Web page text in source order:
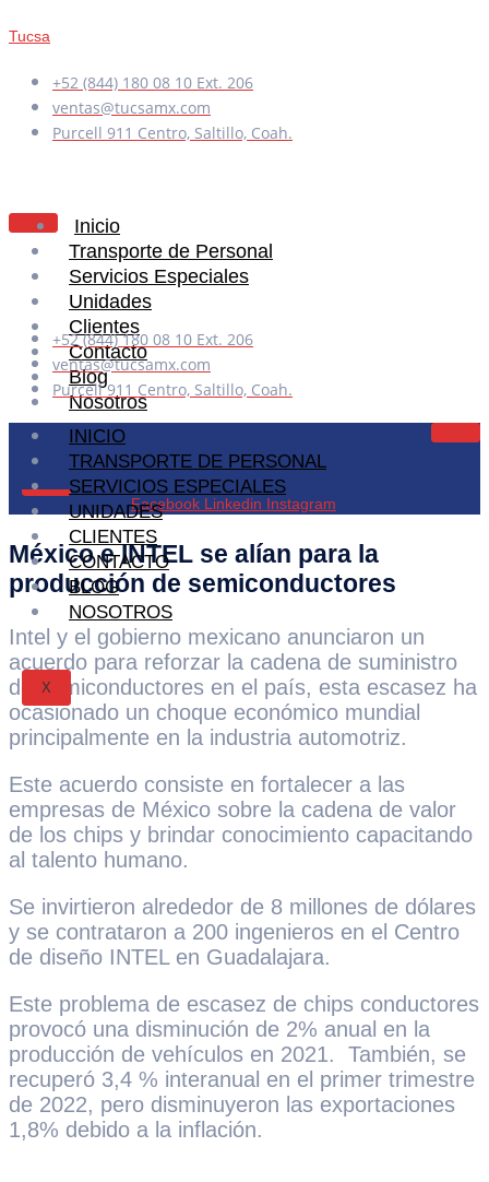
Tucsa
+52 (844) 180 08 10 Ext. 206
ventas@tucsamx.com
Purcell 911 Centro, Saltillo, Coah.
Inicio
Transporte de Personal
Servicios Especiales
Unidades
Clientes
Contacto
Blog
Nosotros
+52 (844) 180 08 10 Ext. 206
ventas@tucsamx.com
Purcell 911 Centro, Saltillo, Coah.
INICIO
TRANSPORTE DE PERSONAL
SERVICIOS ESPECIALES
UNIDADES
CLIENTES
CONTACTO
BLOG
NOSOTROS
X
Facebook Linkedin Instagram
México e INTEL se alían para la
producción de semiconductores
Intel y el gobierno mexicano anunciaron un
acuerdo para reforzar la cadena de suministro
de semiconductores en el país, esta escasez ha
ocasionado un choque económico mundial
principalmente en la industria automotriz.
Este acuerdo consiste en fortalecer a las
empresas de México sobre la cadena de valor
de los chips y brindar conocimiento capacitando
al talento humano.
Se invirtieron alrededor de 8 millones de dólares
y se contrataron a 200 ingenieros en el Centro
de diseño INTEL en Guadalajara.
Este problema de escasez de chips conductores
provocó una disminución de 2% anual en la
producción de vehículos en 2021. También, se
recuperó 3,4 % interanual en el primer trimestre
de 2022, pero disminuyeron las exportaciones
1,8% debido a la inflación.